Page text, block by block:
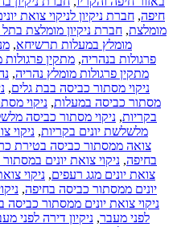
חיפה, חברת ניקיון לניקוי צואת
מומלצת, חברת ניקיון מומלצת
מומלץ במעלות תרשיחא,
פרגולות בנהריה, מתקין פרגולות
מתקין פרגולות מומלץ נהריה,
ניקוי מסתור כביסה בבת גלים,
מסתור כביסה במעלות, ניקוי
בקריות, ניקוי מסתור כביסה
מלשלשת יונים בקריות, ניקוי
צואה ממסתור כביסה בטירת
בחיפה, ניקוי צואת יונים
צואת יונים מגג רעפים, ניקוי
יונים ממסתור כביסה בחיפה,
ניקוי צואת יונים ממסתור כביסה
לפני מעבר, ניקיון דירה לפני